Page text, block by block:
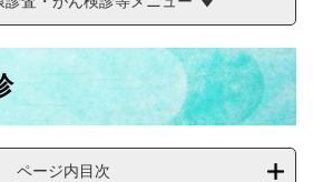
ページ内目次